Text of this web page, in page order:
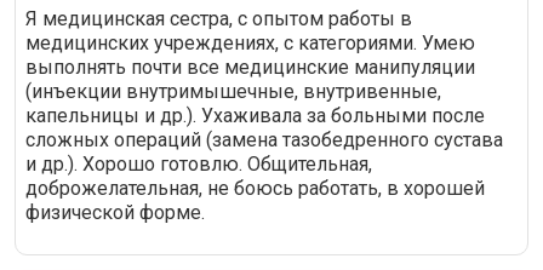
Я медицинская сестра, с опытом работы в
медицинских учреждениях, с категориями. Умею
выполнять почти все медицинские манипуляции
(инъекции внутримышечные, внутривенные,
капельницы и др.). Ухаживала за больными после
сложных операций (замена тазобедренного сустава
и др.). Хорошо готовлю. Общительная,
доброжелательная, не боюсь работать, в хорошей
физической форме.